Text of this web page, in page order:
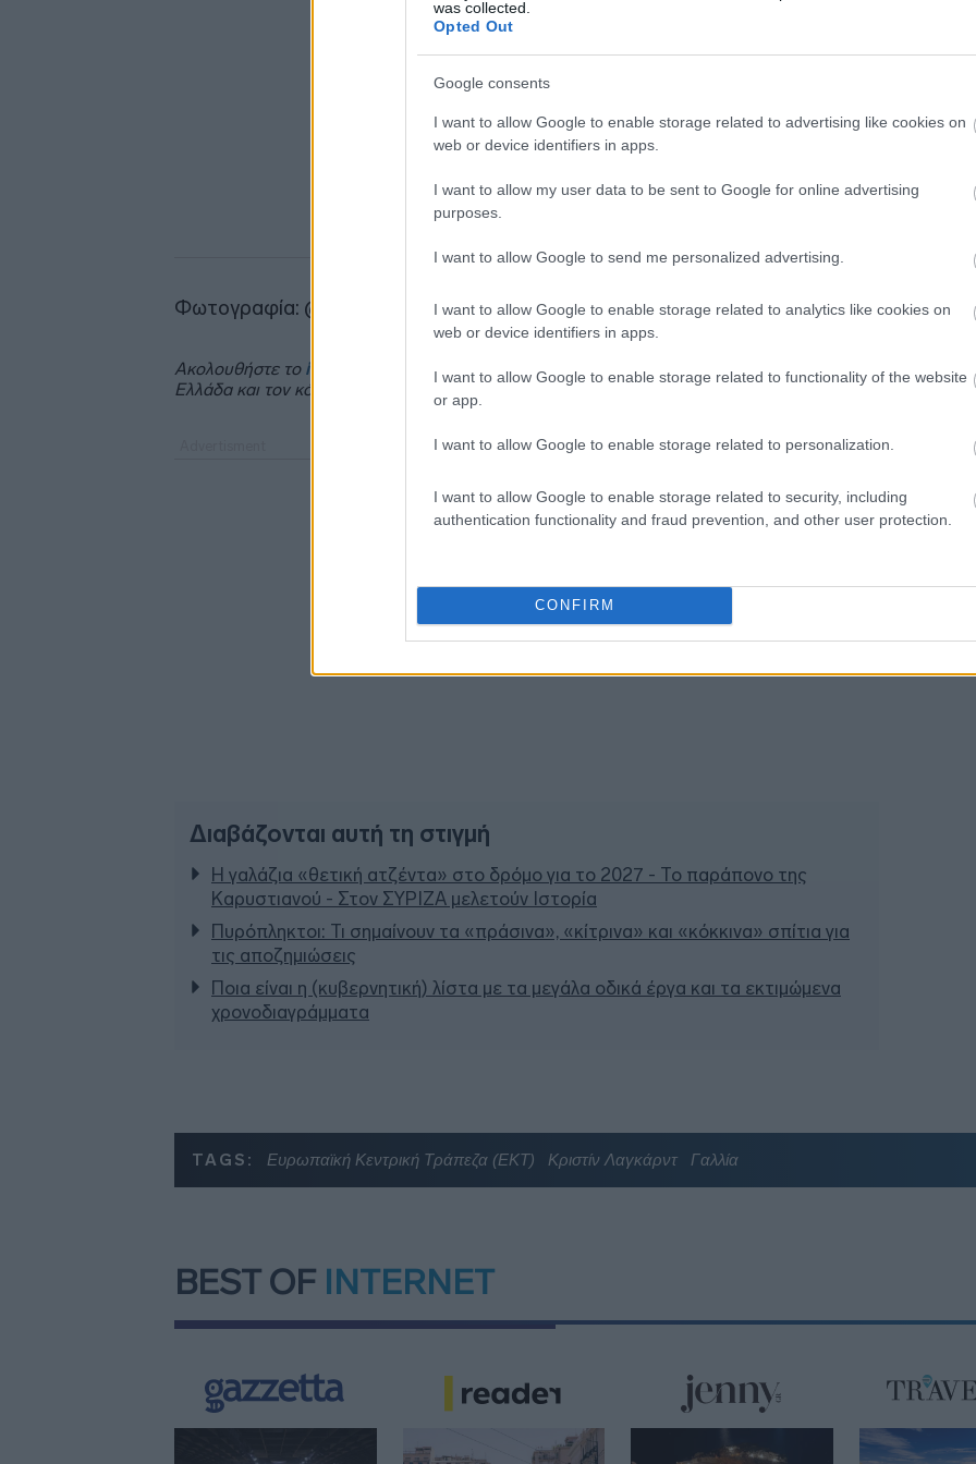
was collected.
Opted Out
Google consents
I want to allow Google to enable storage related to advertising like cookies on
web or device identifiers in apps.
I want to allow my user data to be sent to Google for online advertising
purposes.
I want to allow Google to send me personalized advertising.
I want to allow Google to enable storage related to analytics like cookies on
web or device identifiers in apps.
I want to allow Google to enable storage related to functionality of the website
or app.
I want to allow Google to enable storage related to personalization.
I want to allow Google to enable storage related to security, including
authentication functionality and fraud prevention, and other user protection.
CONFIRM
Φωτογραφία: @associatedpress
Ακολουθήστε το insider.gr στο Google News και μάθετε πρώτοι όλες τις ειδήσεις
από την
Ελλάδα και τον κόσμο.
Διαβάζονται αυτή τη στιγμή
Η γαλάζια «θετική ατζέντα» στο δρόμο για το 2027 - Το παράπονο της
Καρυστιανού - Στον ΣΥΡΙΖΑ μελετούν Ιστορία
Πυρόπληκτοι: Τι σημαίνουν τα «πράσινα», «κίτρινα» και «κόκκινα» σπίτια για
τις αποζημιώσεις
Ποια είναι η (κυβερνητική) λίστα με τα μεγάλα οδικά έργα και τα εκτιμώμενα
χρονοδιαγράμματα
21:11
20:00
TAGS: Ευρωπαϊκή Κεντρική Τράπεζα (ΕΚΤ) Κριστίν Λαγκάρντ Γαλλία
BEST OF INTERNET